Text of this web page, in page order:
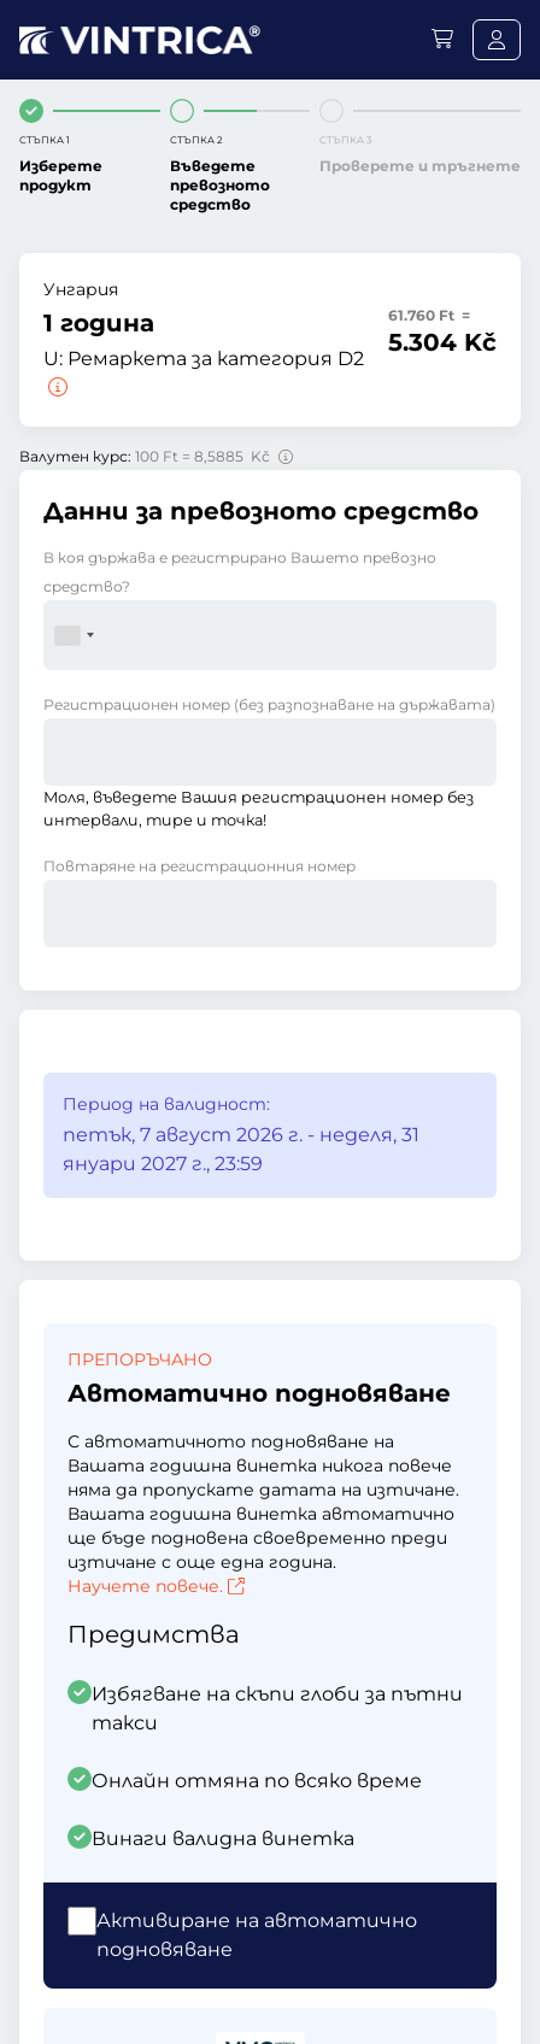
СТЪПКА 1
Изберете
продукт
СТЪПКА 2
Въведете
превозното
средство
СТЪПКА 3
Проверете и тръгнете
Унгария
1 година
U: Ремаркета за категория D2
61.760 Ft =
5.304 Kč
Валутен курс: 100 Ft = 8,5885 Kč
Данни за превозното средство
В коя държава е регистрирано Вашето превозно
средство?
Регистрационен номер (без разпознаване на държавата)
Моля, въведете Вашия регистрационен номер без
интервали, тире и точка!
Повтаряне на регистрационния номер
Период на валидност:
петък, 7 август 2026 г. - неделя, 31
януари 2027 г., 23:59
ПРЕПОРЪЧАНО
Автоматично подновяване
С автоматичното подновяване на
Вашата годишна винетка никога повече
няма да пропускате датата на изтичане.
Вашата годишна винетка автоматично
ще бъде подновена своевременно преди
изтичане с още една година.
Научете повече.
Предимства
Избягване на скъпи глоби за пътни
такси
Онлайн отмяна по всяко време
Винаги валидна винетка
Активиране на автоматично
подновяване